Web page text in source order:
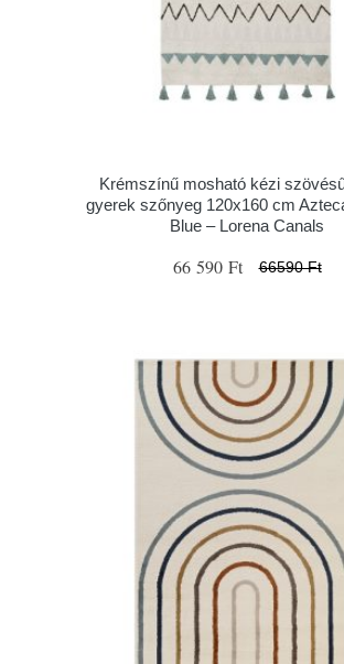
Krémszínű mosható kézi
gyerek szőnyeg 120x160 cm
Blue – Lorena Canals
66 590 Ft 66590 Ft